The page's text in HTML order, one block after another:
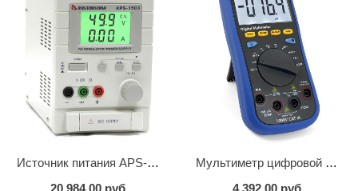
Источник питания APS-1503
Мультиметр цифровой АММ-1203